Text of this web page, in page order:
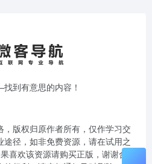
到有意思的内容！
，版权归原作者所有，仅作学习交
径，如非免费资源，请在试用之
喜欢该资源请购买正版，谢谢合